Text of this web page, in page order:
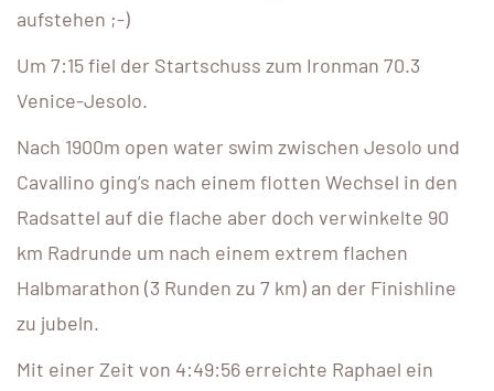
aufstehen ;-)
Um 7:15 fiel der Startschuss zum Ironman 70.3
Venice-Jesolo.
Nach 1900m open water swim zwischen Jesolo und
Cavallino ging’s nach einem flotten Wechsel in den
Radsattel auf die flache aber doch verwinkelte 90
km Radrunde um nach einem extrem flachen
Halbmarathon (3 Runden zu 7 km) an der Finishline
zu jubeln.
Mit einer Zeit von 4:49:56 erreichte Raphael ein